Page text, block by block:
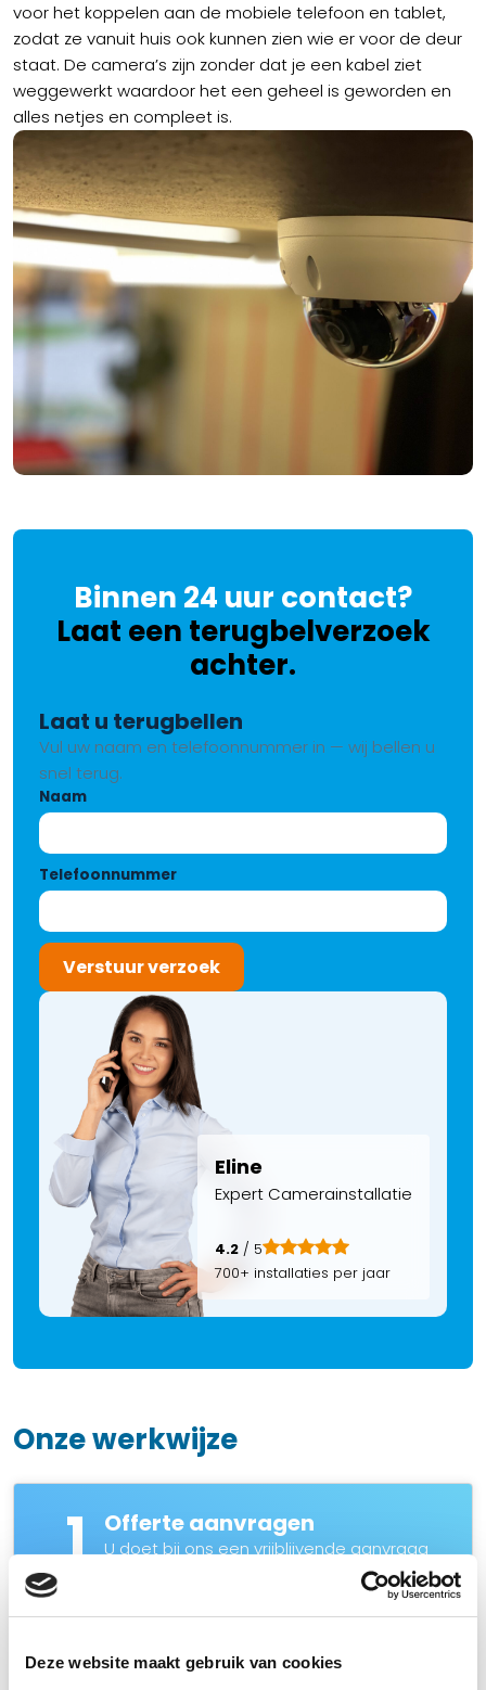
Deze website maakt gebruik van cookies
voor het koppelen aan de mobiele telefoon en tablet,
zodat ze vanuit huis ook kunnen zien wie er voor de deur
staat. De camera’s zijn zonder dat je een kabel ziet
weggewerkt waardoor het een geheel is geworden en
alles netjes en compleet is.
Binnen 24 uur contact?
Laat een terugbelverzoek
achter.
Laat u terugbellen
Vul uw naam en telefoonnummer in — wij bellen u
snel terug.
Naam
Telefoonnummer
Verstuur verzoek
Eline
Expert Camerainstallatie
4.2 / 5
700+ installaties per jaar
Onze werkwijze
1 Offerte aanvragen
U doet bij ons een vrijblijvende aanvraag
voor uw persoonlijke offerte voor een
nemen wij contact met u op. Voor direct
contact mag u ons natuurlijk ook bellen.